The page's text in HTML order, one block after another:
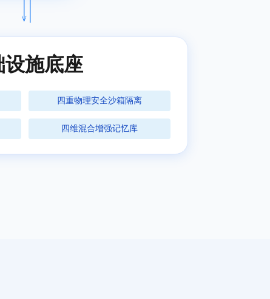
设施底座
四重物理安全沙箱隔离
四维混合增强记忆库